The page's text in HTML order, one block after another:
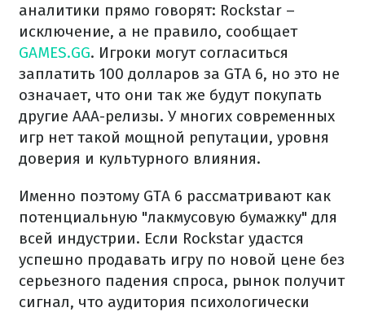
аналитики прямо говорят: Rockstar –
исключение, а не правило, сообщает
GAMES.GG. Игроки могут согласиться
заплатить 100 долларов за GTA 6, но это не
означает, что они так же будут покупать
другие AAA-релизы. У многих современных
игр нет такой мощной репутации, уровня
доверия и культурного влияния.
Именно поэтому GTA 6 рассматривают как
потенциальную "лакмусовую бумажку" для
всей индустрии. Если Rockstar удастся
успешно продавать игру по новой цене без
серьезного падения спроса, рынок получит
сигнал, что аудитория психологически